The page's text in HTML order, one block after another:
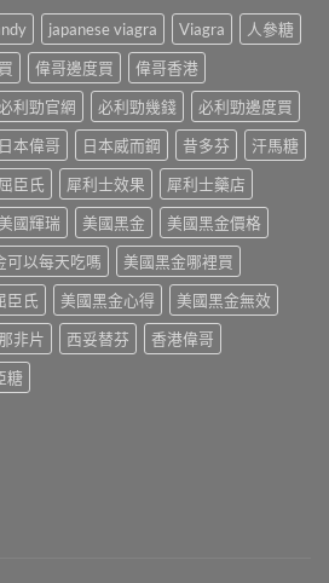
japanese viagra Viagra
人參糖
偉哥邊度買
偉哥香港
利勁官網 必利勁幾錢
必利勁邊度買
日本偉哥 日本威而鋼 昔多芬
汗馬糖
臣氏 犀利士效果
犀利士藥店
國輝瑞 美國黑金
美國黑金價格
可以每天吃嗎
美國黑金哪裡買
臣氏 美國黑金心得
美國黑金無效
非片 西妥替芬
香港偉哥
糖